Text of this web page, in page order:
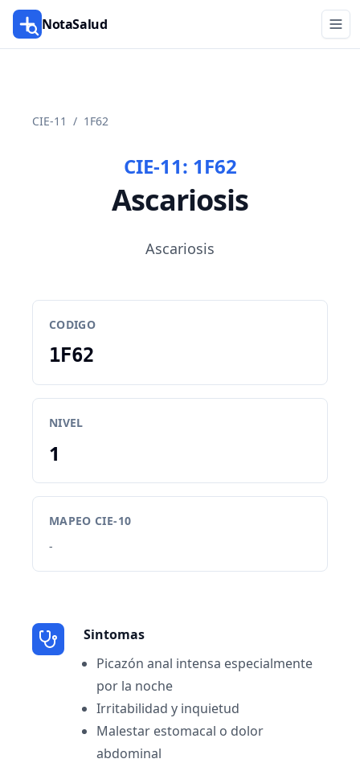
NotaSalud
CIE-11 / 1F62
CIE-11: 1F62
Ascariosis
Ascariosis
CODIGO
1F62
NIVEL
1
MAPEO CIE-10
-
Sintomas
Picazón anal intensa especialmente
por la noche
Irritabilidad y inquietud
Malestar estomacal o dolor
abdominal